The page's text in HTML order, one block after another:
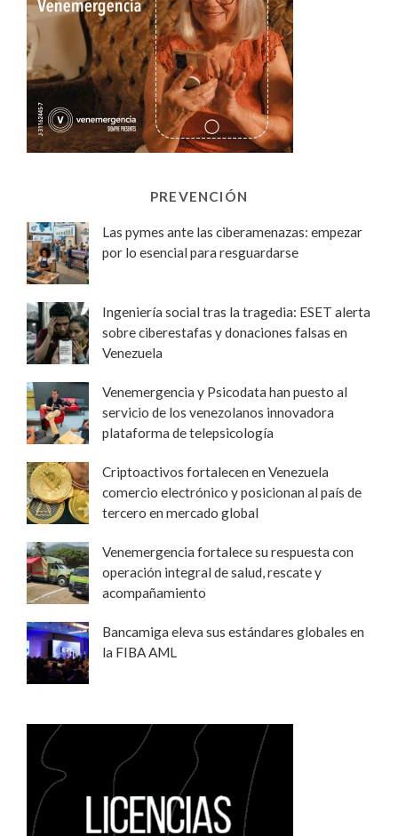
PREVENCIÓN
Las pymes ante las ciberamenazas: empezar
por lo esencial para resguardarse
Ingeniería social tras la tragedia: ESET alerta
sobre ciberestafas y donaciones falsas en
Venezuela
Venemergencia y Psicodata han puesto al
servicio de los venezolanos innovadora
plataforma de telepsicología
Criptoactivos fortalecen en Venezuela
comercio electrónico y posicionan al país de
tercero en mercado global
Venemergencia fortalece su respuesta con
operación integral de salud, rescate y
acompañamiento
Bancamiga eleva sus estándares globales en
la FIBA AML